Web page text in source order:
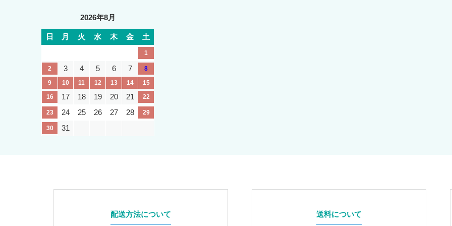
2026年8月
日 月 火 水 木 金 土
1
2 3 4 5 6 7
8
9
10 11 12 13 14
15
16
17 18 19 20 21 22
23 24 25 26 27 28 29
30 31
配送方法について 送料について